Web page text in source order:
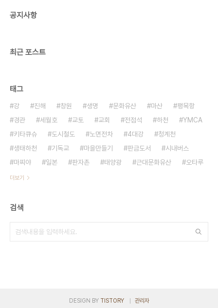
데 표준활성오니법으로 정화하여 하천으로 방류하고
공지사항
최근 포스트
태그
강 진해 창원 생명 문화유산 마산
팽목항
경관
세월호 교토 교회 전점석 하천
YMCA
키타큐슈
도시철도 노면전차 4대강
청계천
생태하천
기독교 마을만들기 판금도서
시내버스
마찌야
일본 판자촌 태양광 근대문화유산 오타루
더보기
검색
DESIGN BY TISTORY 관리자